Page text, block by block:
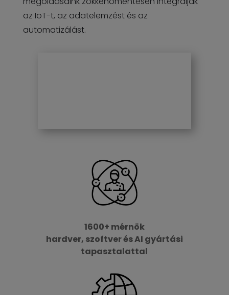
az IoT-t, az adatelemzést és az
automatizálást.
1600+ mérnök
tapasztalattal